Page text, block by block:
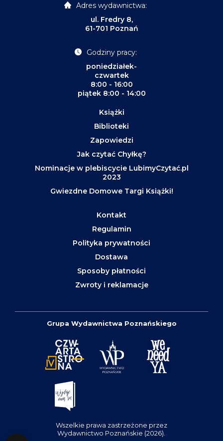
Adres wydawnictwa:
ul. Fredry 8,
61-701 Poznań
Godziny pracy:
poniedziałek-
czwartek
8:00 - 16:00
piątek 8:00 - 14:00
Książki
Biblioteki
Zapowiedzi
Jak czytać Chyłkę?
Nominacje w plebiscycie LubimyCzytać.pl
2023
Gwiezdne Domowe Targi Książki!
Kontakt
Regulamin
Polityka prywatności
Dostawa
Sposoby płatności
Zwroty i reklamacje
Grupa Wydawnictwa Poznańskiego
Wszelkie prawa zastrzeżone przez
Wydawnictwo Poznańskie (2026).